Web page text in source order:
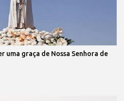
uma graça de Nossa Senhora de